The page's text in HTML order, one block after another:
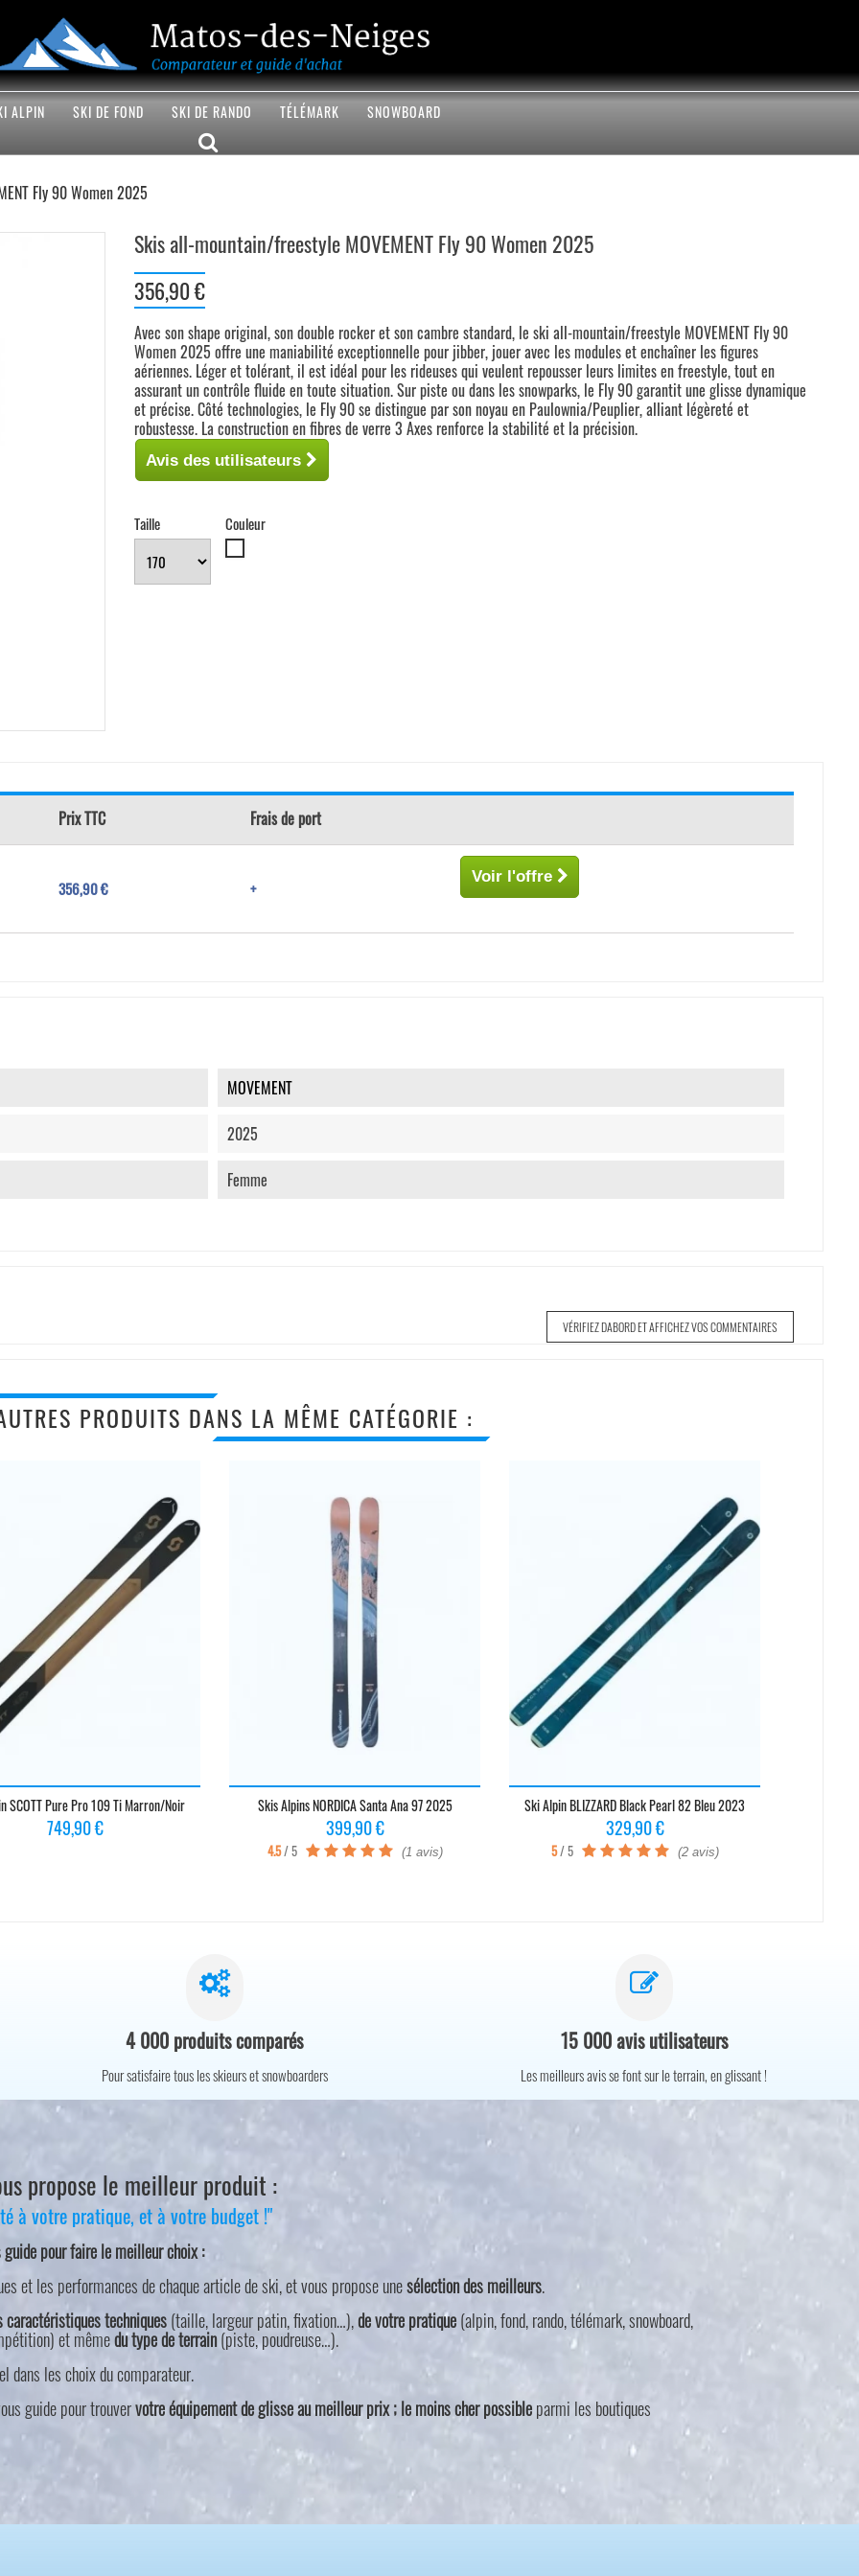
ALPIN SKI DE FOND SKI DE RANDO TÉLÉMARK SNOWBOARD
Fly 90 Women 2025
Skis all-mountain/freestyle MOVEMENT Fly 90 Women 2025
356,90 €
Avec son shape original, son double rocker et son cambre standard, le ski all-mountain/freestyle MOVEMENT Fly 90
Women 2025 offre une maniabilité exceptionnelle pour jibber, jouer avec les modules et enchaîner les figures
aériennes. Léger et tolérant, il est idéal pour les rideuses qui veulent repousser leurs limites en freestyle, tout en
assurant un contrôle fluide en toute situation. Sur piste ou dans les snowparks, le Fly 90 garantit une glisse dynamique
et précise. Côté technologies, le Fly 90 se distingue par son noyau en Paulownia/Peuplier, alliant légèreté et
robustesse. La construction en fibres de verre 3 Axes renforce la stabilité et la précision.
Avis des utilisateurs
Taille
Couleur
Prix TTC Frais de port
356,90 € +
Voir l'offre
MOVEMENT
2025
Femme
VÉRIFIEZ DABORD ET AFFICHEZ VOS COMMENTAIRES
PRODUITS DANS LA MÊME CATÉGORIE :
SCOTT Pure Pro 109 Ti Marron/Noir
Prix
749,90 €
Skis Alpins NORDICA Santa Ana 97 2025
Prix
399,90 €
4.5/ 5 (1 avis)
Ski Alpin BLIZZARD Black Pearl 82 Bleu 2023
Prix
329,90 €
5/ 5 (2 avis)
4 000 produits comparés
Pour satisfaire tous les skieurs et snowboarders
15 000 avis utilisateurs
Les meilleurs avis se font sur le terrain, en glissant !
propose le meilleur produit :
à votre pratique, et à votre budget !"
pour faire le meilleur choix :
et les performances de chaque article de ski, et vous propose unesélection des meilleurs.
caractéristiques techniques(taille, largeur patin, fixation…),de votre pratique(alpin, fond, rando, télémark, snowboard,
et mêmedu type de terrain(piste, poudreuse…).
dans les choix du comparateur.
guide pour trouvervotre équipement de glisse au meilleur prix ; le moins cher possibleparmi les boutiques